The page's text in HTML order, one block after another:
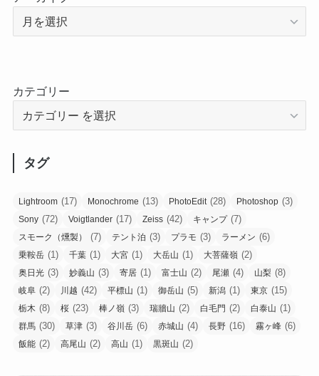
カテゴリー
タグ
Lightroom (17) Monochrome (13) PhotoEdit (28) Photoshop (3)
Sony (72) Voigtlander (17) Zeiss (42) キャンプ(7)
スモーク（燻製） (7) テント泊 (3) プラモ (3) ラーメン (6)
乗鞍岳 (1) 千葉 (1) 大宮 (1) 大岳山 (1) 大菩薩嶺 (2)
奥日光 (3) 妙義山 (3) 寄居 (1) 富士山 (2) 尾瀬 (4) 山梨 (8)
岐阜 (2) 川越 (42) 平標山 (1) 御岳山 (5) 新潟 (1) 東京 (15)
栃木 (8) 桜 (23) 棒ノ嶺 (3) 瑞牆山 (2) 白毛門 (2) 白泰山 (1)
群馬 (30) 草津 (3) 谷川岳 (6) 赤城山 (4) 長野 (16) 霧ヶ峰 (6)
飯能 (2) 高尾山 (2) 高山 (1) 黒斑山 (2)